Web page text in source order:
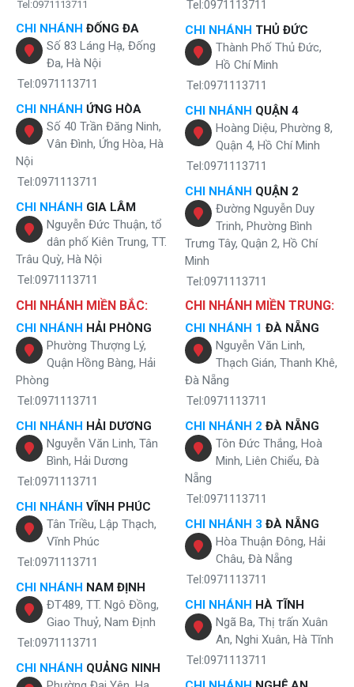
Không những thế cây nước nóng lạnh Karofi HCV200RO còn được
phủ 1 lớp sơn tĩnh điện có độ bóng giúp bạn dễ dàng lau dọn mà
không lo lớp sơn bảo vệ bị bong tróc kém thẩm mỹ.
Với màu sắc được phù lên lớp tủ là màu trắng tinh khôi mang đến
điểm nhấn ấn tượng cho ngôi nhà của bạn, sản phẩm vừa là đồ trang
trí nội thất lại vừa cung cấp nguồn nước sạch tinh khiết nhất dành
cho bạn và tất cả mọi người trong gia đình thân yêu.
Karofi HCV200RO tích hợp thêm khóa nước nóng an toàn
Nếu bạn vẫn lo lắng vì nhà có trẻ con nên vẫn chưa sắm cho mình
mộtcây nước nóng lạnh
tiện nghi thì với dòng sản phẩm này bạn sẽ
sử dụng có thể khoá lại để tránh trẻ em hay người già gặp phải
những tình huống đáng tiếc.
Tel:0971113711
CHI NHÁNH ĐỐNG ĐA
Số 83 Láng Hạ, Đống
Đa, Hà Nội
Tel:0971113711
CHI NHÁNH ỨNG HÒA
Số 40 Trần Đăng Ninh,
Vân Đình, Ứng Hòa, Hà
Nội
Tel:0971113711
CHI NHÁNH GIA LÂM
Nguyễn Đức Thuận, tổ
dân phố Kiên Trung, TT.
Trâu Quỳ, Hà Nội
Tel:0971113711
Tel:0971113711
CHI NHÁNH THỦ ĐỨC
Thành Phố Thủ Đức,
Hồ Chí Minh
Tel:0971113711
CHI NHÁNH QUẬN 4
Hoàng Diệu, Phường 8,
Quận 4, Hồ Chí Minh
Tel:0971113711
CHI NHÁNH QUẬN 2
Đường Nguyễn Duy
Trinh, Phường Bình
Trưng Tây, Quận 2, Hồ Chí
Minh
Tel:0971113711
CHI NHÁNH MIỀN BẮC:
CHI NHÁNH HẢI PHÒNG
Phường Thượng Lý,
Quận Hồng Bàng, Hải
Phòng
Tel:0971113711
CHI NHÁNH HẢI DƯƠNG
Nguyễn Văn Linh, Tân
Bình, Hải Dương
Tel:0971113711
CHI NHÁNH VĨNH PHÚC
Tân Triều, Lập Thạch,
Vĩnh Phúc
Tel:0971113711
CHI NHÁNH NAM ĐỊNH
ĐT489, TT. Ngô Đồng,
Giao Thuỷ, Nam Định
Tel:0971113711
CHI NHÁNH QUẢNG NINH
CHI NHÁNH MIỀN TRUNG:
CHI NHÁNH 1 ĐÀ NẴNG
Nguyễn Văn Linh,
Thạch Gián, Thanh Khê,
Đà Nẵng
Tel:0971113711
CHI NHÁNH 2 ĐÀ NẴNG
Tôn Đức Thắng, Hoà
Minh, Liên Chiểu, Đà
Nẵng
Tel:0971113711
CHI NHÁNH 3 ĐÀ NẴNG
Hòa Thuận Đông, Hải
Châu, Đà Nẵng
Tel:0971113711
CHI NHÁNH HÀ TĨNH
Ngã Ba, Thị trấn Xuân
An, Nghi Xuân, Hà Tĩnh
Tel:0971113711